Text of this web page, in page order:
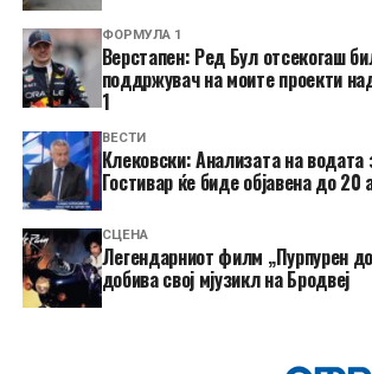
ФОРМУЛА 1
Верстапен: Ред Бул отсекогаш
поддржувач на моите проекти
1
ВЕСТИ
Клековски: Анализата на водата
Гостивар ќе биде објавена до 20
СЦЕНА
Легендарниот филм „Пурпурен
добива свој мјузикл на Бродвеј